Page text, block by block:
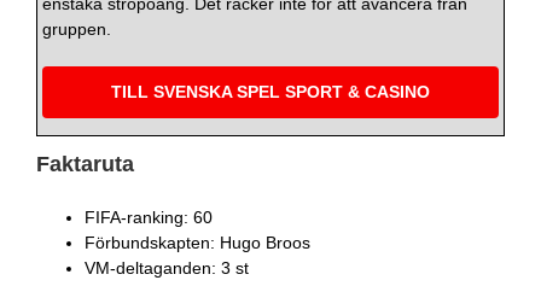
enstaka ströpoäng. Det räcker inte för att avancera från
gruppen.
TILL SVENSKA SPEL SPORT & CASINO
Faktaruta
FIFA-ranking: 60
Förbundskapten: Hugo Broos
VM-deltaganden: 3 st